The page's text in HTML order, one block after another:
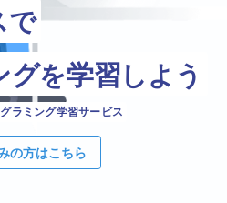
で
グを学習しよう
ラミング学習サービス
の方はこちら